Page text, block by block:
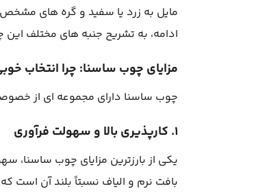
مایل به زرد یا سفید و گره های
ادامه، به تشریح جنبه های مختلف
مزایای چوب ساسنا: چرا انتخاب
چوب ساسنا دارای مجموعه ای از
۱. کارپذیری بالا و سهولت فرآوری
یکی از بارزترین مزایای چوب
بافت نرم و الیاف نسبتاً بلند آن است